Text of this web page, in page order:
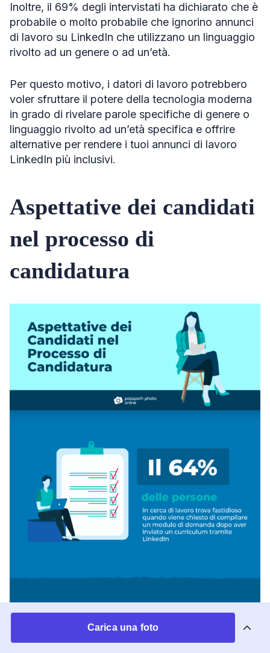
Inoltre, il 69% degli intervistati ha dichiarato che è
probabile o molto probabile che ignorino annunci
di lavoro su LinkedIn che utilizzano un linguaggio
rivolto ad un genere o ad un’età.
Per questo motivo, i datori di lavoro potrebbero
voler sfruttare il potere della tecnologia moderna
in grado di rivelare parole specifiche di genere o
linguaggio rivolto ad un’età specifica e offrire
alternative per rendere i tuoi annunci di lavoro
LinkedIn più inclusivi.
Aspettative dei candidati
nel processo di
candidatura
Carica una foto